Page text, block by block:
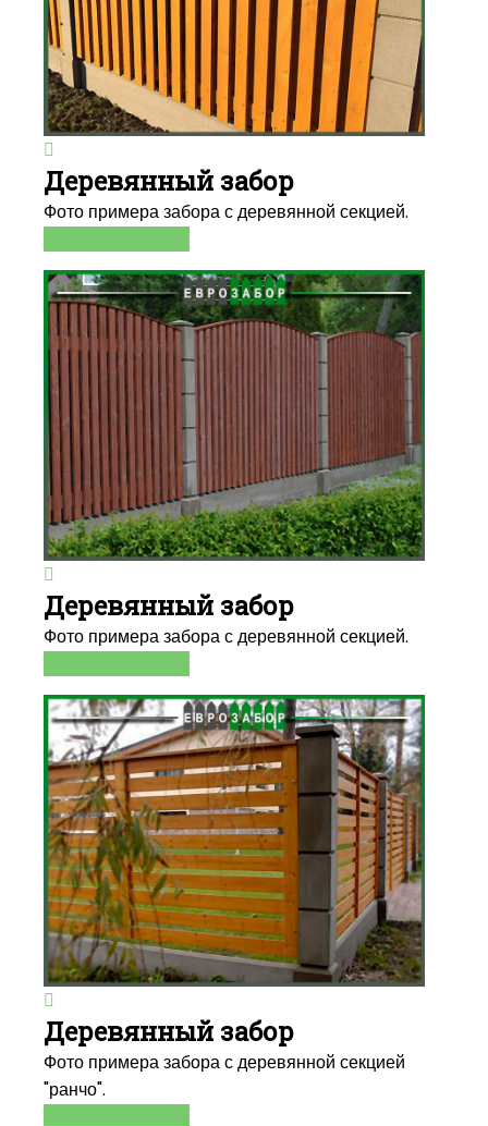
Деревянный забор
Фото примера забора с деревянной секцией.
Деревянный забор
Фото примера забора с деревянной секцией.
Деревянный забор
Фото примера забора с деревянной секцией
"ранчо".